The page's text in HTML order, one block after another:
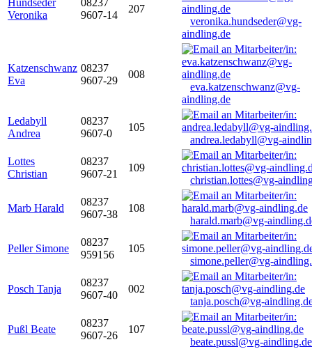
Hundseder
Veronika
08237
9607-14
207
veronika.hundseder@vg-
aindling.de
Katzenschwanz
Eva
08237
9607-29
008
eva.katzenschwanz@vg-
aindling.de
Ledabyll
Andrea
08237
9607-0
105
andrea.ledabyll@vg-
Lottes
Christian
08237
9607-21
109
christian.lottes@vg-
Marb Harald
08237
9607-38
108
harald.marb@vg-
Peller Simone
08237
959156
105
simone.peller@vg-
Posch Tanja
08237
9607-40
002
tanja.posch@vg-
Pußl Beate
08237
9607-26
107
beate.pussl@vg-aindling.de